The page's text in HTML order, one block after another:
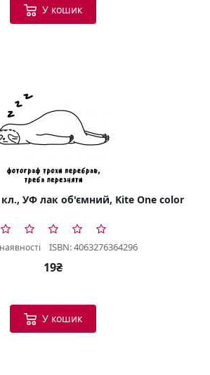
У кошик
УФ лак об'ємний, Kite One color
ISBN: 4063276364296
19₴
У кошик